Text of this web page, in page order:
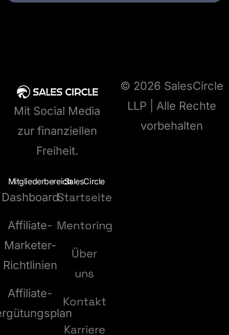
Mit Social Media
zur finanziellen
Freiheit.
Mitgliederbereich
Dashboard
Affiliate-
Marketer-
Richtlinien
Affiliate-
SalesCircle
Startseite
Mentoring
Über
uns
Kontakt
Karriere
© 2026 SalesCircle
LLP | Alle Rechte
vorbehalten